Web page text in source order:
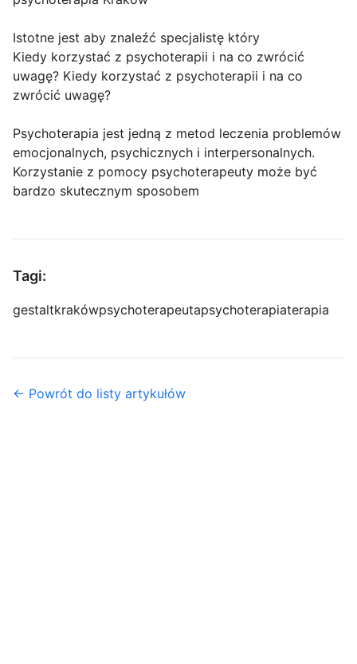
Istotne jest aby znaleźć specjalistę który
Kiedy korzystać z psychoterapii i na co zwrócić
uwagę? Kiedy korzystać z psychoterapii i na co
zwrócić uwagę?
Psychoterapia jest jedną z metod leczenia problemów
emocjonalnych, psychicznych i interpersonalnych.
Korzystanie z pomocy psychoterapeuty może być
bardzo skutecznym sposobem
Tagi:
gestaltkrakówpsychoterapeutapsychoterapiaterapia
← Powrót do listy artykułów